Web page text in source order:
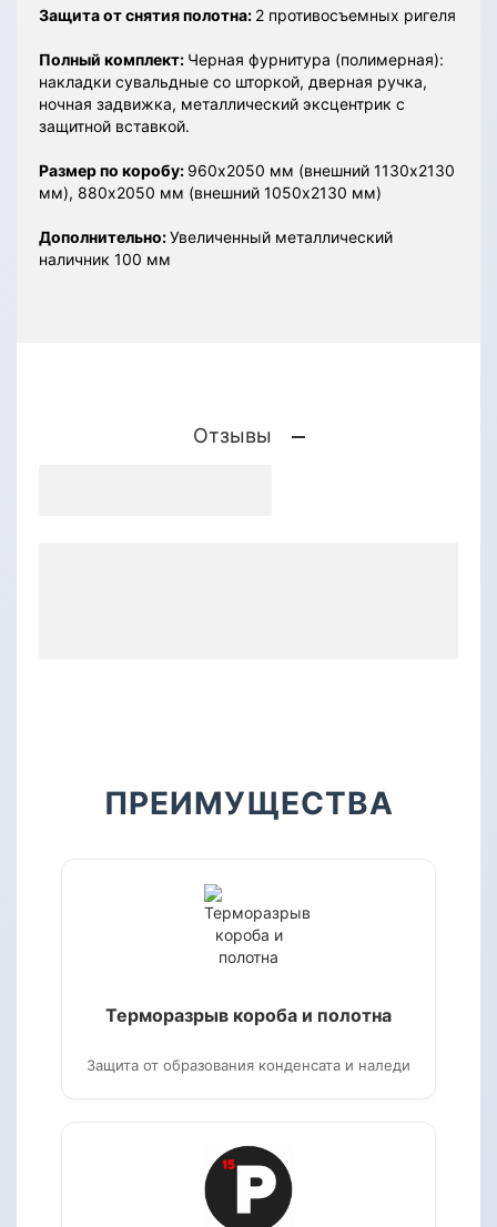
Защита от снятия полотна: 2 противосъемных ригеля
Полный комплект: Черная фурнитура (полимерная):
накладки сувальдные со шторкой, дверная ручка,
ночная задвижка, металлический эксцентрик с
защитной вставкой.
Размер по коробу: 960х2050 мм (внешний 1130х2130
мм), 880х2050 мм (внешний 1050х2130 мм)
Дополнительно:Увеличенный металлический
наличник 100 мм
Отзывы
ПРЕИМУЩЕСТВА
Терморазрыв короба и полотна
Защита от образования конденсата и наледи